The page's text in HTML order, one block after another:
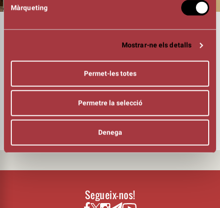
Màrqueting
Mostrar-ne els detalls
Permet-les totes
Permetre la selecció
Denega
INTÈRPRETS
Lloll Bertran
Sergi Panizo
Segueix-nos!